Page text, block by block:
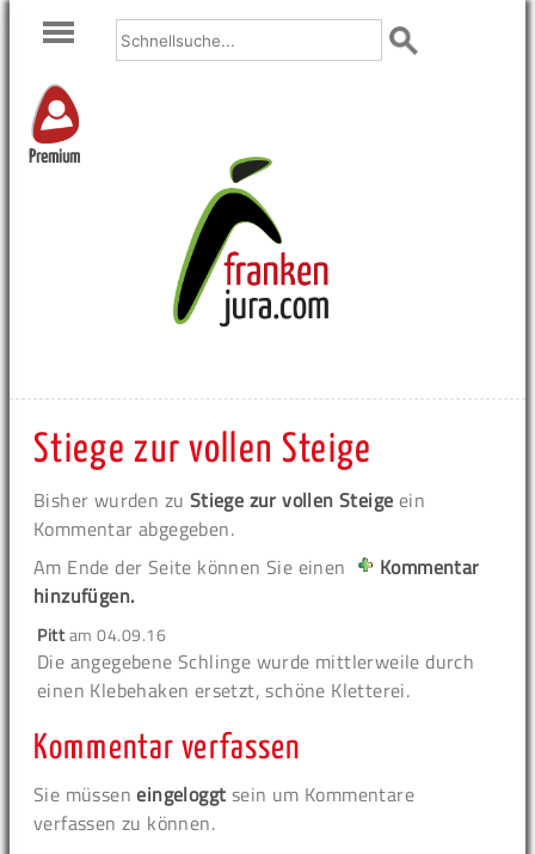
Premium
Stiege zur vollen Steige
Bisher wurden zu Stiege zur vollen Steige ein
Kommentar abgegeben.
Am Ende der Seite können Sie einen
Kommentar
hinzufügen.
Pittam04.09.16
Die angegebene Schlinge wurde mittlerweile durch
einen Klebehaken ersetzt, schöne Kletterei.
Kommentar verfassen
Sie müsseneingeloggt sein um Kommentare
verfassen zu können.